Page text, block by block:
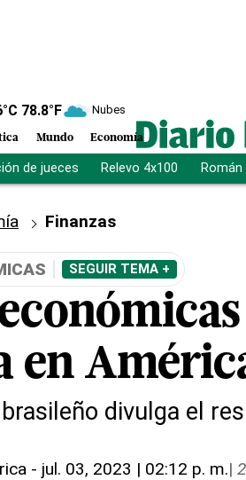
°C 78.8°F Nubes
Mundo Economía
de jueces Relevo 4x100
Finanzas
SEGUIR TEMA +
en
divulga el
- jul. 03, 2023 | 02:12 p. m.|